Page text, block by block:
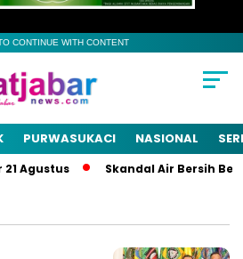
CONTINUE WITH CONTENT
PURWASUKACI NASIONAL
Agustus Skandal Air Bersih